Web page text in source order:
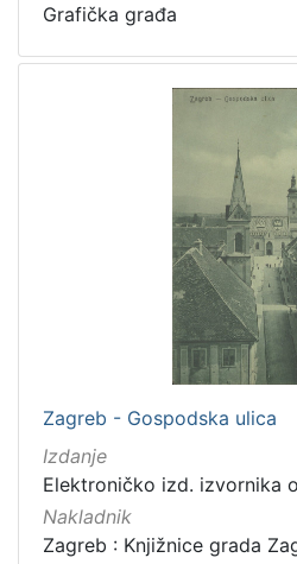
Grafička građa
Zagreb - Gospodska ulica
Izdanje
Elektroničko izd. izvornika
Nakladnik
Zagreb : Knjižnice grada